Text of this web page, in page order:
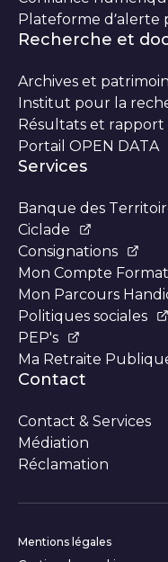
Plateforme d’alerte
Recherche et
Archives et
Institut pour la
Résultats et
Portail OPEN DATA
Services
Banque des
Ciclade
Consignations
Mon Compte
Mon Parcours
Politiques sociales
PEP's
Ma Retraite
Contact
Contact & Services
Médiation
Réclamation
Mentions légales